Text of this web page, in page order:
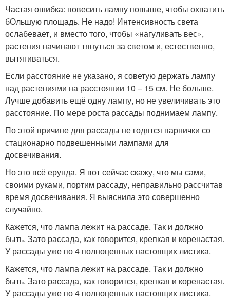
Частая ошибка: повесить лампу повыше, чтобы охватить
бОльшую площадь. Не надо! Интенсивность света
ослабевает, и вместо того, чтобы «нагуливать вес»,
растения начинают тянуться за светом и, естественно,
вытягиваться.
Если расстояние не указано, я советую держать лампу
над растениями на расстоянии 10 – 15 см. Не больше.
Лучше добавить ещё одну лампу, но не увеличивать это
расстояние. По мере роста рассады поднимаем лампу.
По этой причине для рассады не годятся парнички со
стационарно подвешенными лампами для
досвечивания.
Но это всё ерунда. Я вот сейчас скажу, что мы сами,
своими руками, портим рассаду, неправильно рассчитав
время досвечивания. Я выяснила это совершенно
случайно.
Кажется, что лампа лежит на рассаде. Так и должно
быть. Зато рассада, как говорится, крепкая и коренастая.
У рассады уже по 4 полноценных настоящих листика.
Кажется, что лампа лежит на рассаде. Так и должно
быть. Зато рассада, как говорится, крепкая и коренастая.
У рассады уже по 4 полноценных настоящих листика.